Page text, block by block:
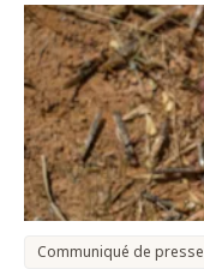
Communiqué de presse